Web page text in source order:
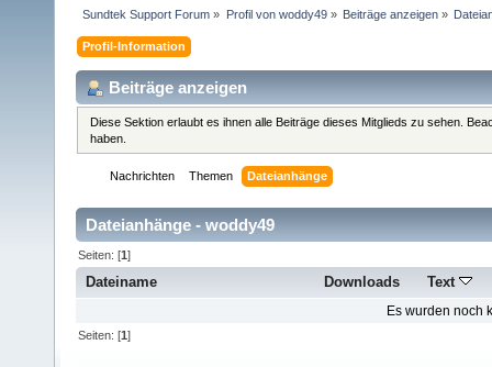
Sundtek Support Forum » Profil von woddy49» Beiträge anzeigen»
Profil-Information
Beiträge anzeigen
Diese Sektion erlaubt es ihnen alle Beiträge dieses Mitglieds zu sehen.
haben.
Nachrichten Themen Dateianhänge
Dateianhänge - woddy49
Seiten: [1]
Dateiname Downloads Text
Es wurden noch
Seiten: [1]